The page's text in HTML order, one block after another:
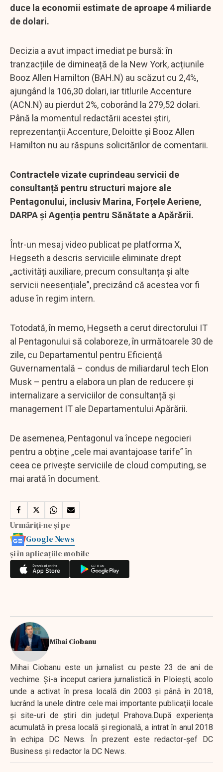
duce la economii estimate de aproape 4 miliarde
de dolari.
Decizia a avut impact imediat pe bursă: în
tranzacțiile de dimineață de la New York, acțiunile
Booz Allen Hamilton (BAH.N) au scăzut cu 2,4%,
ajungând la 106,30 dolari, iar titlurile Accenture
(ACN.N) au pierdut 2%, coborând la 279,52 dolari.
Până la momentul redactării acestei știri,
reprezentanții Accenture, Deloitte și Booz Allen
Hamilton nu au răspuns solicitărilor de comentarii.
Contractele vizate cuprindeau servicii de
consultanță pentru structuri majore ale
Pentagonului, inclusiv Marina, Forțele Aeriene,
DARPA și Agenția pentru Sănătate a Apărării.
Într-un mesaj video publicat pe platforma X,
Hegseth a descris serviciile eliminate drept
„activități auxiliare, precum consultanța și alte
servicii neesențiale”, precizând că acestea vor fi
aduse în regim intern.
Totodată, în memo, Hegseth a cerut directorului IT
al Pentagonului să colaboreze, în următoarele 30 de
zile, cu Departamentul pentru Eficiență
Guvernamentală – condus de miliardarul tech Elon
Musk – pentru a elabora un plan de reducere și
internalizare a serviciilor de consultanță și
management IT ale Departamentului Apărării.
De asemenea, Pentagonul va începe negocieri
pentru a obține „cele mai avantajoase tarife” în
ceea ce privește serviciile de cloud computing, se
mai arată în document.
Urmăriți-ne și pe
Google News
și în aplicațiile mobile
Mihai Ciobanu
Mihai Ciobanu este un jurnalist cu peste 23 de ani de
vechime. Şi-a început cariera jurnalistică în Ploieşti, acolo
unde a activat în presa locală din 2003 şi până în 2018,
lucrând la unele dintre cele mai importante publicaţii locale
şi site-uri de ştiri din judeţul Prahova.După experienţa
acumulată în presa locală şi regională, a intrat în anul 2018
în echipa DC News. În prezent este redactor-şef DC
Business şi redactor la DC News.